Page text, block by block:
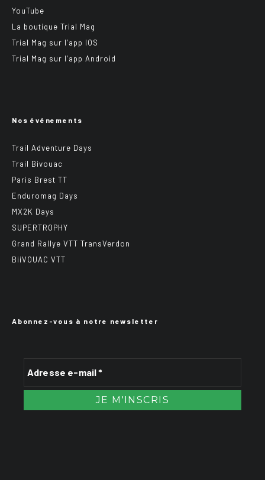
YouTube
La boutique Trial Mag
Trial Mag sur l’app IOS
Trial Mag sur l’app Android
Nos événements
Trail Adventure Days
Trail Bivouac
Paris Brest TT
Enduromag Days
MX2K Days
SUPERTROPHY
Grand Rallye VTT TransVerdon
BiiVOUAC VTT
Abonnez-vous à notre newsletter